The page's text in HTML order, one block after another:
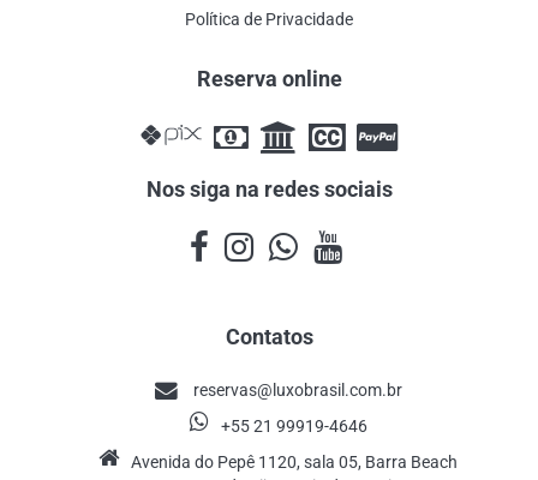
Política de Privacidade
Reserva online
Nos siga na redes sociais
Contatos
reservas@luxobrasil.com.br
+55 21 99919-4646
Avenida do Pepê 1120, sala 05, Barra Beach